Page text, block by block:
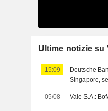
Ultime notizie su
15:09
Deutsche
Singapore,
05/08 Vale S.A.: